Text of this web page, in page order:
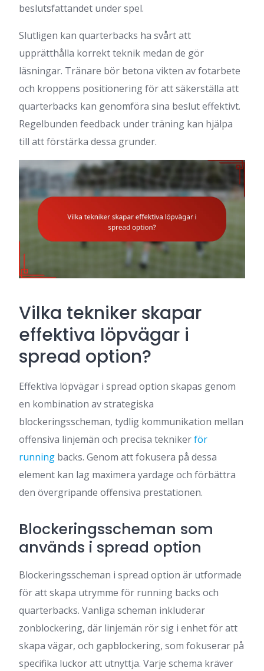
beslutsfattandet under spel.
Slutligen kan quarterbacks ha svårt att
upprätthålla korrekt teknik medan de gör
läsningar. Tränare bör betona vikten av fotarbete
och kroppens positionering för att säkerställa att
quarterbacks kan genomföra sina beslut effektivt.
Regelbunden feedback under träning kan hjälpa
till att förstärka dessa grunder.
Vilka tekniker skapar
effektiva löpvägar i
spread option?
Effektiva löpvägar i spread option skapas genom
en kombination av strategiska
blockeringsscheman, tydlig kommunikation mellan
offensiva linjemän och precisa teknikerför
running backs. Genom att fokusera på dessa
element kan lag maximera yardage och förbättra
den övergripande offensiva prestationen.
Blockeringsscheman som
används i spread option
Blockeringsscheman i spread option är utformade
för att skapa utrymme för running backs och
quarterbacks. Vanliga scheman inkluderar
zonblockering, där linjemän rör sig i enhet för att
skapa vägar, och gapblockering, som fokuserar på
specifika luckor att utnyttja. Varje schema kräver